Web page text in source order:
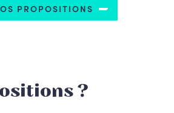
PROPOSITIONS
?